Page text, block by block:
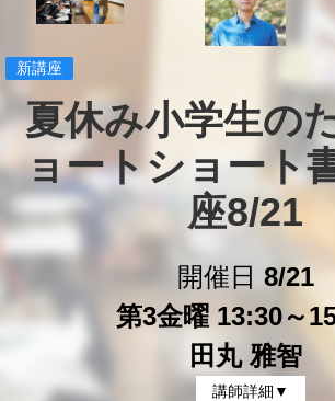
新講座
夏休み小学生の
ョートショート
座8/21
開催日 8/21
第3金曜 13:30～
田丸 雅智
講師詳細▼